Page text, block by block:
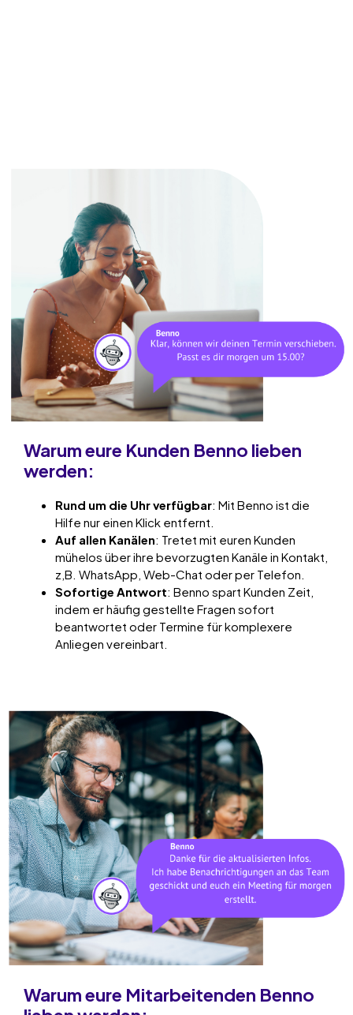
Warum eure Kunden Benno lieben
werden:
Rund um die Uhrverfügbar: Mit Benno ist die
Hilfe nur einen Klick entfernt.
Auf allen Kanälen: Tretet mit euren Kunden
mühelos über ihre bevorzugten Kanäle in Kontakt,
z,B. WhatsApp, Web-Chat oder per Telefon.
Sofortige Antwort: Benno spart Kunden Zeit,
indem er häufig gestellte Fragen sofort
beantwortet oder Termine für komplexere
Anliegen vereinbart.
Warum eure Mitarbeitenden Benno